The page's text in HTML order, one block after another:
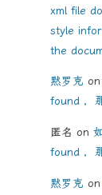
xml file
style
the
黙罗克 on
found ，
匿名 on
found ，
黙罗克 on